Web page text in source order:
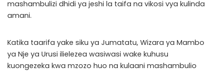
mashambulizi dhidi ya jeshi la taifa na vikosi vya kulinda
amani.
Katika taarifa yake siku ya Jumatatu, Wizara ya Mambo
ya Nje ya Urusi ilielezea wasiwasi wake kuhusu
kuongezeka kwa mzozo huo na kulaani mashambulio